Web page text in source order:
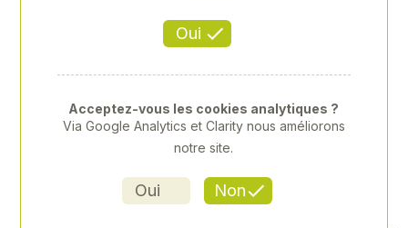
Oui
Oui Non
Acceptez-vous les cookies analytiques ?
Via Google Analytics et Clarity nous améliorons
notre site.